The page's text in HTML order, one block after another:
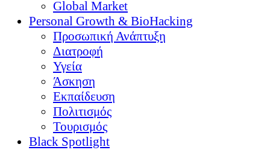
Global Market
Personal Growth & BioHacking
Προσωπική Ανάπτυξη
Διατροφή
Υγεία
Άσκηση
Εκπαίδευση
Πολιτισμός
Τουρισμός
Black Spotlight